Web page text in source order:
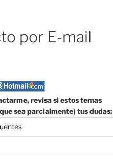
por E-mail
revisa si estos temas
sea parcialmente) tus dudas: